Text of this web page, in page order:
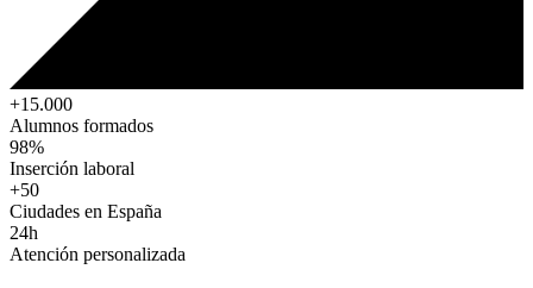
+15.000
Alumnos formados
98%
Inserción laboral
+50
Ciudades en España
24h
Atención personalizada